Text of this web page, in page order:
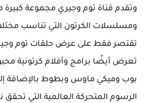
وتقدم قناة توم وجيري مجموعة كبيرة
ومسلسلات الكرتون التي تناسب
تقتصر فقط على عرض حلقات توم
تعرض أيضًا برامج وأفلام كرتونية
بوب وميكي ماوس وبطوط بالإضافة
الرسوم المتحركة العالمية التي